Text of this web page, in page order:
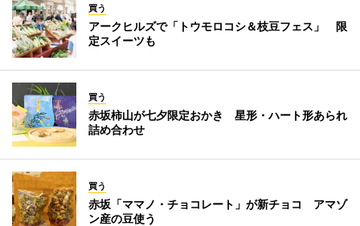
買う
アークヒルズで「トウモロコシ＆枝豆フェス」 限
定スイーツも
買う
赤坂柿山が七夕限定おかき 星形・ハート形あられ
詰め合わせ
買う
赤坂「ママノ・チョコレート」が新チョコ アマゾ
ン産の豆使う